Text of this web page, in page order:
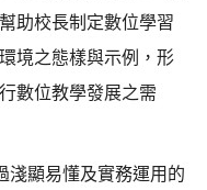
助校長制定數位學習
境之態樣與示例，形
數位教學發展之需
淺顯易懂及實務運用的